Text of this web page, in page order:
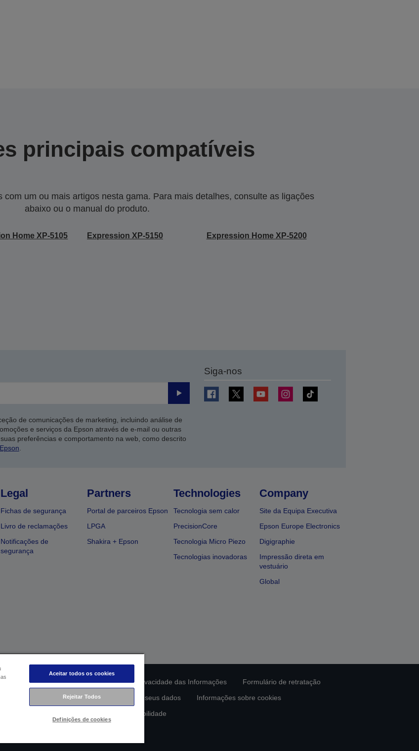
principais compatíveis
um ou mais artigos nesta gama. Para mais detalhes, consulte as ligações
abaixo ou o manual do produto.
Home XP-5105 Expression XP-5150 Expression Home XP-5200
Enviar
de comunicações de marketing, incluindo análise de
e serviços da Epson através de e-mail ou outras
preferências e comportamento na web, como descrito
Siga-nos
Legal
Fichas de segurança
Livro de reclamações
Notificações de
segurança
Partners
Portal de parceiros Epson
LPGA
Shakira + Epson
Technologies
Tecnologia sem calor
PrecisionCore
Tecnologia Micro Piezo
Tecnologias inovadoras
Company
Site da Equipa Executiva
Epson Europe Electronics
Digigraphie
Impressão direta em
vestuário
Global
do produto Declaração de Privacidade das Informações
Formulário de retratação
Contacte-nos sobre os seus dados
Informações sobre cookies
Compromisso da Epson para com a acessibilidade
Aceitar todos os cookies
Rejeitar Todos
Definições de cookies